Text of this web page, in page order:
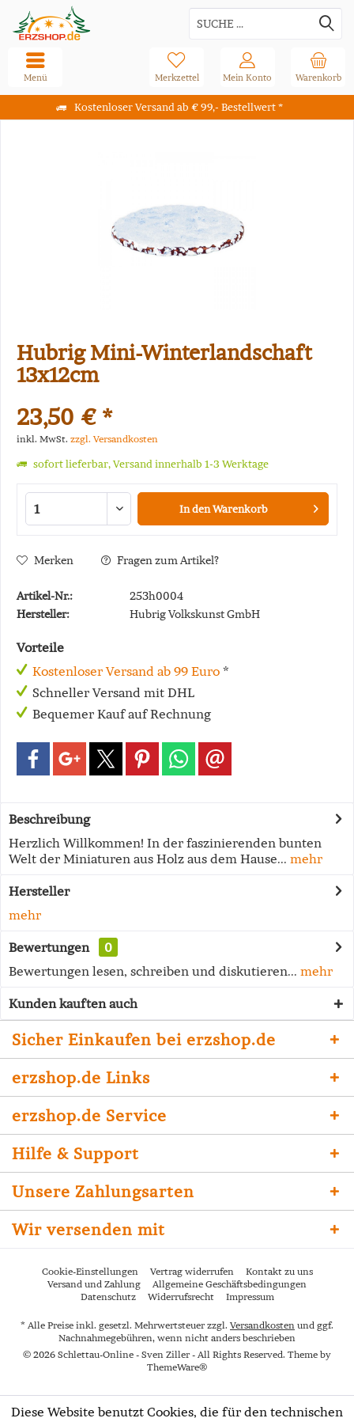
Kostenloser Versand ab € 99,- Bestellwert *
Warenkorb
Merkzettel Mein Konto
Menü
Hubrig Mini-Winterlandschaft
13x12cm
23,50 € *
inkl. MwSt. zzgl. Versandkosten
sofort lieferbar, Versand innerhalb 1-3 Werktage
In denWarenkorb
Merken Fragen zum Artikel?
Artikel-Nr.:
253h0004
Hersteller:
Hubrig Volkskunst GmbH
Vorteile
Kostenloser Versand ab 99 Euro *
Schneller Versand mit DHL
Bequemer Kauf auf Rechnung
Beschreibung
Herzlich Willkommen! In der faszinierenden bunten
Welt der Miniaturen aus Holz aus dem Hause... mehr
Hersteller
mehr
Bewertungen
0
Bewertungen lesen, schreiben und diskutieren... mehr
Kunden kauften auch
Sicher Einkaufen bei erzshop.de
erzshop.de Links
erzshop.de Service
Hilfe & Support
Unsere Zahlungsarten
Wir versenden mit
Cookie-Einstellungen Vertrag widerrufen
Kontakt zu uns
Versand und Zahlung
Allgemeine Geschäftsbedingungen
Datenschutz
Widerrufsrecht Impressum
* Alle Preise inkl. gesetzl. Mehrwertsteuer zzgl. Versandkosten und ggf.
Nachnahmegebühren, wenn nicht anders beschrieben
© 2026 Schlettau-Online - Sven Ziller - All Rights Reserved. Theme by
ThemeWare®
Diese Website benutzt Cookies, die für den technischen